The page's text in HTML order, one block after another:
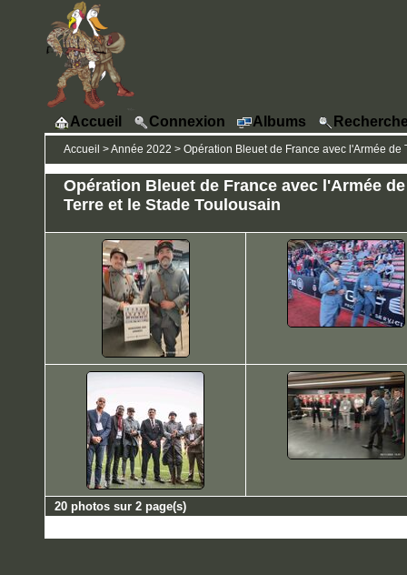
Accueil Connexion Albums
Accueil >Année 2022 > Opération Bleuet de France avec l'Armée de
Opération Bleuet de France avec l'Armée de
Terre et le Stade Toulousain
20 photos sur 2 page(s)